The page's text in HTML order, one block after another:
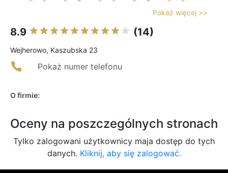
Pokaż więcej >>
8.9 (14)
Wejherowo, Kaszubska 23
Pokaż numer telefonu
O firmie:
Oceny na poszczególnych stronach
Tylko zalogowani użytkownicy maja dostęp do tych
danych. Kliknij, aby się zalogować.